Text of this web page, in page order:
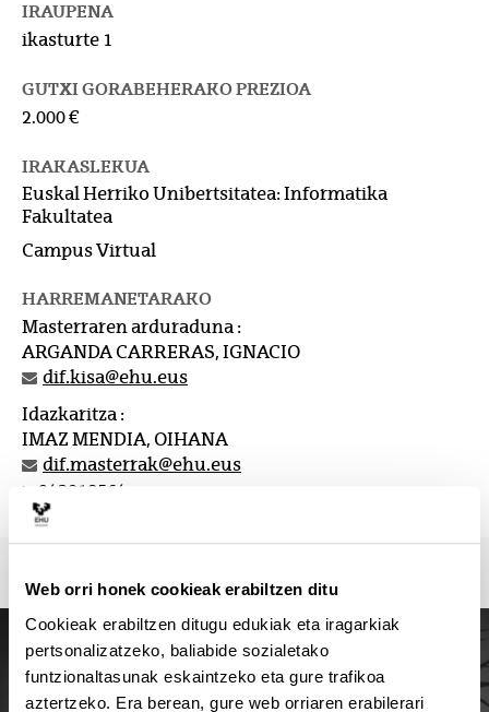
Web orri honek cookieak erabiltzen ditu
Cookieak erabiltzen ditugu edukiak eta iragarkiak
pertsonalizatzeko, baliabide sozialetako
funtzionaltasunak eskaintzeko eta gure trafikoa
aztertzeko. Era berean, gure web orriaren erabilerari
IRAUPENA
ikasturte 1
GUTXI GORABEHERAKO PREZIOA
2.000 €
IRAKASLEKUA
Euskal Herriko Unibertsitatea: Informatika
Fakultatea
Campus Virtual
HARREMANETARAKO
Masterraren arduraduna :
ARGANDA CARRERAS, IGNACIO
dif.kisa@ehu.eus
Idazkaritza :
IMAZ MENDIA, OIHANA
dif.masterrak@ehu.eus
943018564